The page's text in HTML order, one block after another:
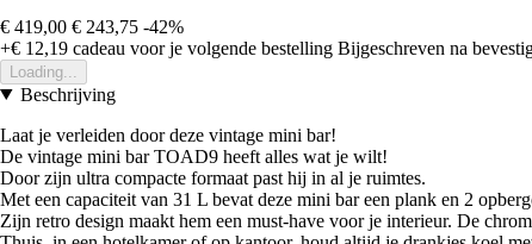
€ 419,00 € 243,75 -42%
+€ 12,19 cadeau voor je volgende bestelling Bijgeschreven na
Loading...
Beschrijving
Laat je verleiden door deze vintage mini bar!
De vintage mini bar TOAD9 heeft alles wat je wilt!
Door zijn ultra compacte formaat past hij in al je ruimtes.
Met een capaciteit van 31 L bevat deze mini bar een plank en 2
Zijn retro design maakt hem een must-have voor je interieur. De